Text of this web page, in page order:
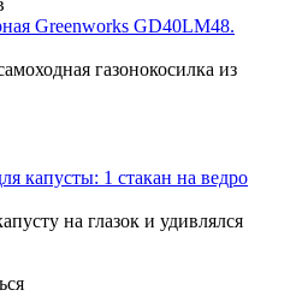
Greenworks GD40LM48.
газонокосилка из
капусты: 1 стакан на ведро
на глазок и удивлялся